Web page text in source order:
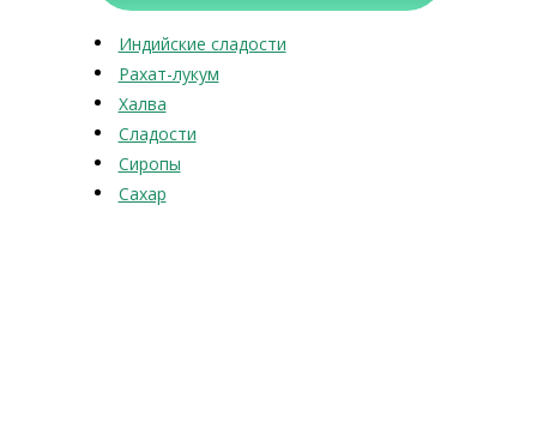
Индийские сладости
Рахат-лукум
Халва
Сладости
Сиропы
Сахар